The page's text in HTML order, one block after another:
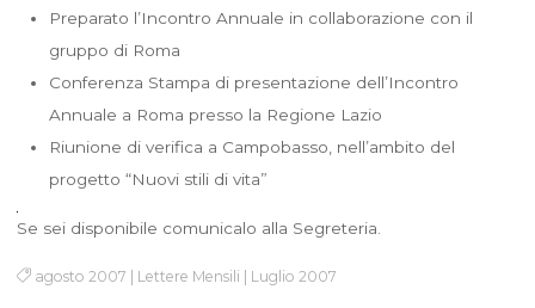
Preparato l’Incontro Annuale in collaborazione con il
gruppo di Roma
Conferenza Stampa di presentazione dell’Incontro
Annuale a Roma presso la Regione Lazio
Riunione di verifica a Campobasso, nell’ambito del
progetto “Nuovi stili di vita”
Se sei disponibile comunicalo alla Segreteria.
agosto 2007 Lettere Mensili Luglio 2007